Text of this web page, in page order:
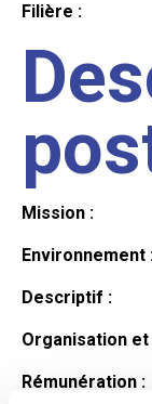
Filière :
Mission :
Environnement
Descriptif :
Organisation
Rémunération :